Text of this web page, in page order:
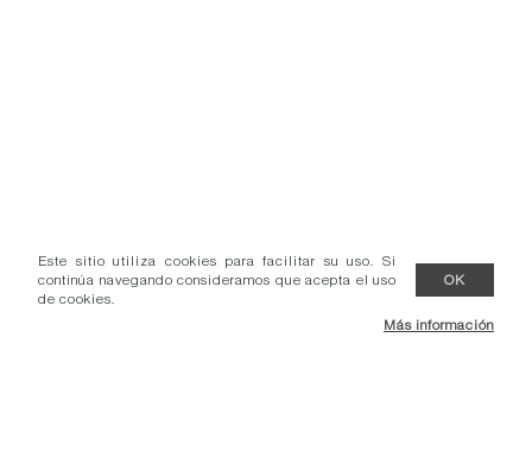
Este sitio utiliza cookies para facilitar su uso. Si
continúa navegando consideramos que acepta el uso
de cookies.
OK
Más información